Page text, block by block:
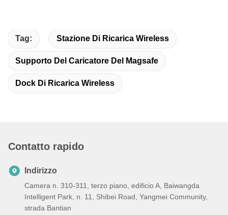
Tag: Stazione Di Ricarica Wireless
Supporto Del Caricatore Del Magsafe
Dock Di Ricarica Wireless
Contatto rapido
Indirizzo
Camera n. 310-311, terzo piano, edificio A, Baiwangda
Intelligent Park, n. 11, Shibei Road, Yangmei Community,
strada Bantian